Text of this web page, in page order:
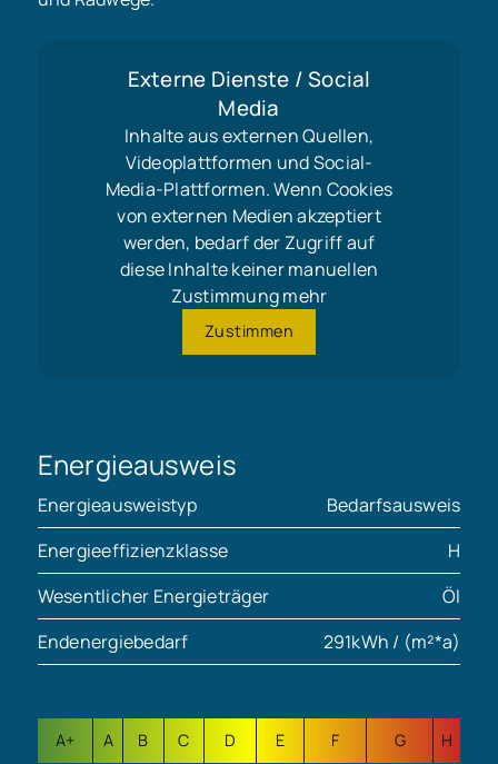
Externe Dienste / Social
Media
Inhalte aus externen Quellen,
Videoplattformen und Social-
Media-Plattformen. Wenn Cookies
von externen Medien akzeptiert
werden, bedarf der Zugriff auf
diese Inhalte keiner manuellen
Zustimmung mehr
Zustimmen
Energieausweis
Energieausweistyp
Bedarfsausweis
Energieeffizienzklasse
H
Wesentlicher Energieträger
Öl
Endenergiebedarf
291kWh / (m²*a)
A+ A B C D E F G H